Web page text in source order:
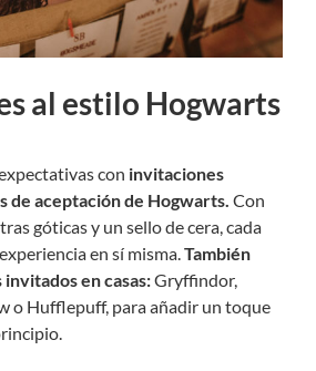
al estilo Hogwarts
con invitaciones
de aceptación de Hogwarts. Con
góticas y un sello de cera, cada
en sí misma.También
en casas:Gryffindor,
o Hufflepuff, para añadir un toque